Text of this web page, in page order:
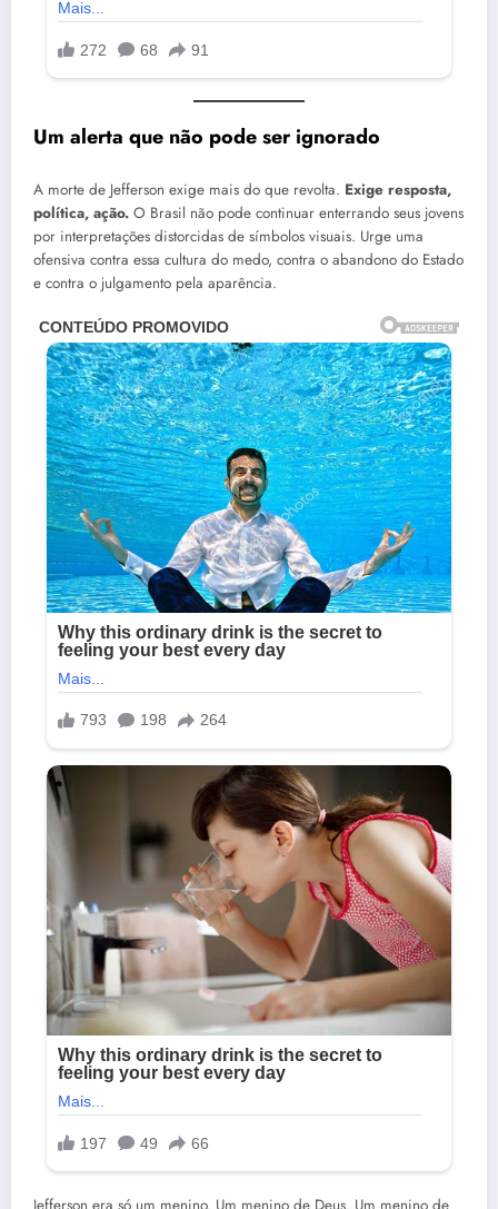
Um alerta que não pode ser ignorado
A morte de Jefferson exige mais do que revolta. Exige resposta,
política, ação. O Brasil não pode continuar enterrando seus jovens
por interpretações distorcidas de símbolos visuais. Urge uma
ofensiva contra essa cultura do medo, contra o abandono do Estado
e contra o julgamento pela aparência.